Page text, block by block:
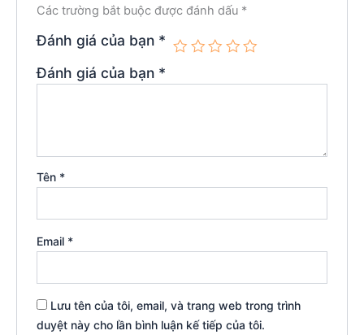
Các trường bắt buộc được đánh dấu *
Đánh giá của bạn *
Đánh giá của bạn *
Tên *
Email *
Lưu tên của tôi, email, và trang web trong trình
duyệt này cho lần bình luận kế tiếp của tôi.